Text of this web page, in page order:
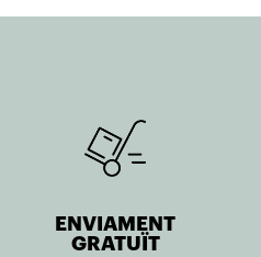
ENVIAMENT
GRATUÏT